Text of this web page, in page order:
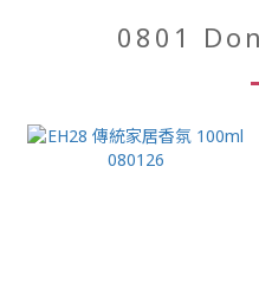
0801